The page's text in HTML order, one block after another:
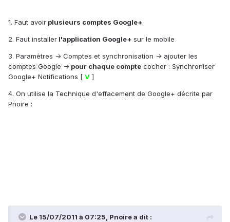
1. Faut avoir plusieurs comptes Google+
2. Faut installer l'application Google+ sur le mobile
3. Paramètres -> Comptes et synchronisation -> ajouter les
comptes Google -> pour chaque compte cocher : Synchroniser
Google+ Notifications [ V ]
4. On utilise la Technique d'effacement de Google+ décrite par
Pnoire :
Le 15/07/2011 à 07:25, Pnoire a dit :